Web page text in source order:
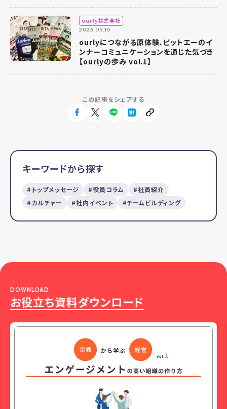
この記事をシェアする
ourly株式会社
2023.05.15
ourlyにつながる原体験、ビットエーのイ
ンナーコミュニケーションを通じた気づき
【ourlyの歩み vol.1】
キーワードから探す
トップメッセージ 役員コラム
社員紹介
カルチャー
社内イベント チームビルディング
お役立ち資料ダウンロード
DOWNLOAD